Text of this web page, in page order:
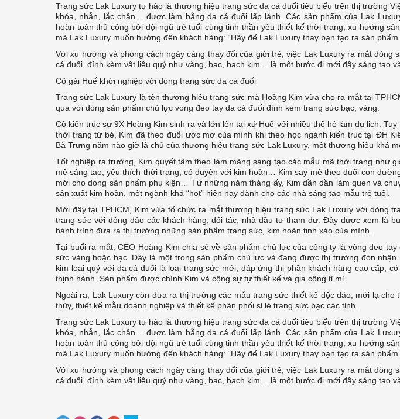
Trang sức Lak Luxury tự hào là thương hiệu trang sức da cá đuối tiêu biểu trên thị trường
khóa, nhẫn, lắc chân… được làm bằng da cá đuối lấp lánh. Các sản phẩm của Lak
hoàn toàn thủ công bởi đội ngũ trẻ tuổi cùng tinh thần yêu thiết kế thời trang, xu hướng
mà Lak Luxury muốn hướng đến khách hàng: “Hãy để Lak Luxury thay bạn tạo ra sản
Với xu hướng và phong cách ngày càng thay đổi của giới trẻ, việc Lak Luxury ra mắt dòng
cá đuối, đính kèm vật liệu quý như vàng, bạc, bạch kim… là một bước đi mới đầy sáng tạo
Cô gái Huế khởi nghiệp với dòng trang sức da cá đuối
Trang sức Lak Luxury là tên thương hiệu trang sức mà Hoàng Kim vừa cho ra mắt tại
qua với dòng sản phẩm chủ lực vòng đeo tay da cá đuối đính kèm trang sức bạc, vàng.
Cô kiến trúc sư 9X Hoàng Kim sinh ra và lớn lên tại xứ Huế với nhiều thế hệ làm du lịch.
thời trang từ bé, Kim đã theo đuổi ước mơ của mình khi theo học ngành kiến trúc tại ĐH
Bà Trưng năm nào giờ là chủ của thương hiệu trang sức Lak Luxury, một thương hiệu khá
Tốt nghiệp ra trường, Kim quyết tâm theo làm mảng sáng tạo các mẫu mã thời trang như
mê sáng tạo, yêu thích thời trang, có duyên với kim hoàn… Kim say mê theo đuổi con
mới cho dòng sản phẩm phụ kiện… Từ những năm tháng ấy, Kim dần dần làm quen và
sản xuất kim hoàn, một ngành khá “hot” hiện nay dành cho các nhà sáng tạo mẫu trẻ tuổi.
Mới đây tại TPHCM, Kim vừa tổ chức ra mắt thương hiệu trang sức Lak Luxury với dòng
trang sức với đông đảo các khách hàng, đối tác, nhà đầu tư tham dự. Đây được xem là
hành trình đưa ra thị trường những sản phẩm trang sức, kim hoàn tinh xảo của mình.
Tại buổi ra mắt, CEO Hoàng Kim chia sẻ về sản phẩm chủ lực của công ty là vòng đeo
sức vàng hoặc bạc. Đây là một trong sản phẩm chủ lực và đang được thị trường đón
kim loại quý với da cá đuối là loại trang sức mới, đáp ứng thị phần khách hàng cao cấp,
thịnh hành. Sản phẩm được chính Kim và cộng sự tự thiết kế và gia công tỉ mỉ.
Ngoài ra, Lak Luxury còn đưa ra thị trường các mẫu trang sức thiết kế độc đáo, mới lạ cho
thủy, thiết kế mẫu doanh nghiệp và thiết kế phân phối sỉ lẻ trang sức bạc các tỉnh.
Trang sức Lak Luxury tự hào là thương hiệu trang sức da cá đuối tiêu biểu trên thị trường
khóa, nhẫn, lắc chân… được làm bằng da cá đuối lấp lánh. Các sản phẩm của Lak
hoàn toàn thủ công bởi đội ngũ trẻ tuổi cùng tinh thần yêu thiết kế thời trang, xu hướng
mà Lak Luxury muốn hướng đến khách hàng: “Hãy để Lak Luxury thay bạn tạo ra sản
Với xu hướng và phong cách ngày càng thay đổi của giới trẻ, việc Lak Luxury ra mắt dòng
cá đuối, đính kèm vật liệu quý như vàng, bạc, bạch kim… là một bước đi mới đầy sáng tạo